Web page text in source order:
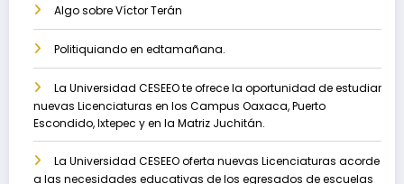
Algo sobre Víctor Terán
Politiquiando en edtamañana.
La Universidad CESEEO te ofrece la oportunidad de estudiar
nuevas Licenciaturas en los Campus Oaxaca, Puerto
Escondido, Ixtepec y en la Matriz Juchitán.
La Universidad CESEEO oferta nuevas Licenciaturas acorde
a las necesidades educativas de los egresados de escuelas